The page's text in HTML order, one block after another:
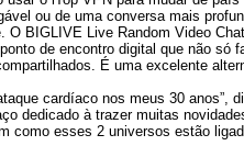
ou de uma conversa mais
O BIGLIVE Live Random Video
de encontro digital que não
É uma excelente
cardíaco nos meus 30
dedicado à trazer muitas
como esses 2 universos estão